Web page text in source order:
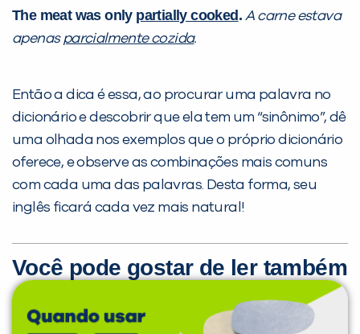
The meat was only partially cooked .A carne estava
apenasparcialmente cozida.
Então a dica é essa, ao procurar uma palavra no
dicionário e descobrir que ela tem um “sinônimo”, dê
uma olhada nos exemplos que o próprio dicionário
oferece, e observe as combinações mais comuns
com cada uma das palavras. Desta forma, seu
inglês ficará cada vez mais natural!
Você pode gostar de ler também